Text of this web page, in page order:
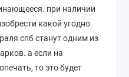
при наличии
какой угодно
спб станут одним из
а если на
то это будет